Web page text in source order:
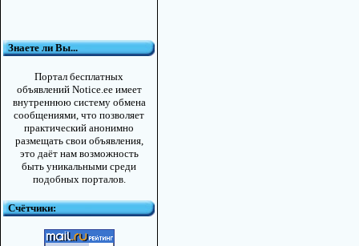
Знаете ли Вы...
Портал бесплатных
объявлений Notice.ee имеет
внутреннюю систему обмена
сообщениями, что позволяет
практический анонимно
размещать свои объявления,
это даёт нам возможность
быть уникальными среди
подобных порталов.
Счётчики: